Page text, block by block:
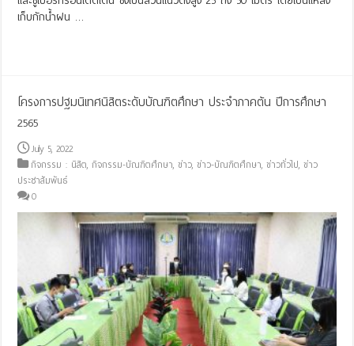
เก็บกักน้ำฝน …
โครงการปฐมนิเทศนิสิตระดับบัณฑิตศึกษา ประจำภาคต้น ปีการศึกษา
2565
July 5, 2022
กิจกรรม : นิสิต,กิจกรรม-บัณฑิตศึกษา,ข่าว,ข่าว-บัณฑิตศึกษา,ข่าวทั่วไป,ข่าว
ประชาสัมพันธ์
0